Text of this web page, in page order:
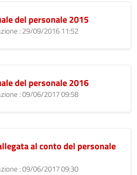
del personale 2015
: 29/09/2016 11:52
del personale 2016
: 09/06/2017 09:58
al conto del personale
: 09/06/2017 09:30